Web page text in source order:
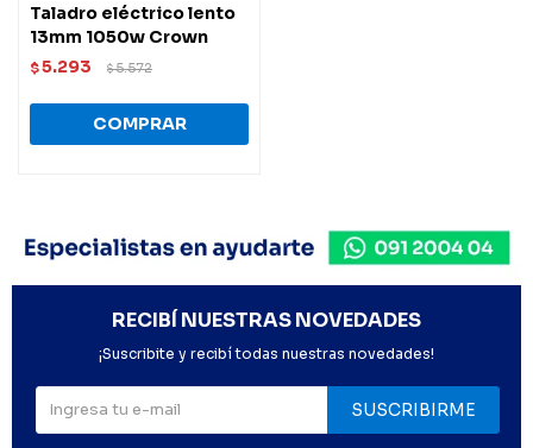
Taladro eléctrico lento
13mm 1050w Crown
$5.293 $5.572
RECIBÍ NUESTRAS NOVEDADES
¡Suscribite y recibí todas nuestras novedades!
SUSCRIBIRME